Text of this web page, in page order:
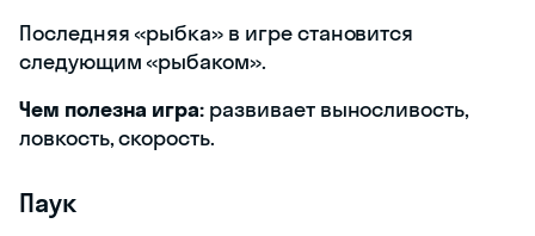
Последняя «рыбка» в игре становится
следующим «рыбаком».
Чем полезна игра: развивает выносливость,
ловкость, скорость.
Паук